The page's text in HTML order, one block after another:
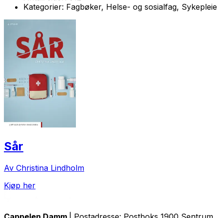
Kategorier: Fagbøker, Helse- og sosialfag, Sykepleie
Sår
Av Christina Lindholm
Kjøp her